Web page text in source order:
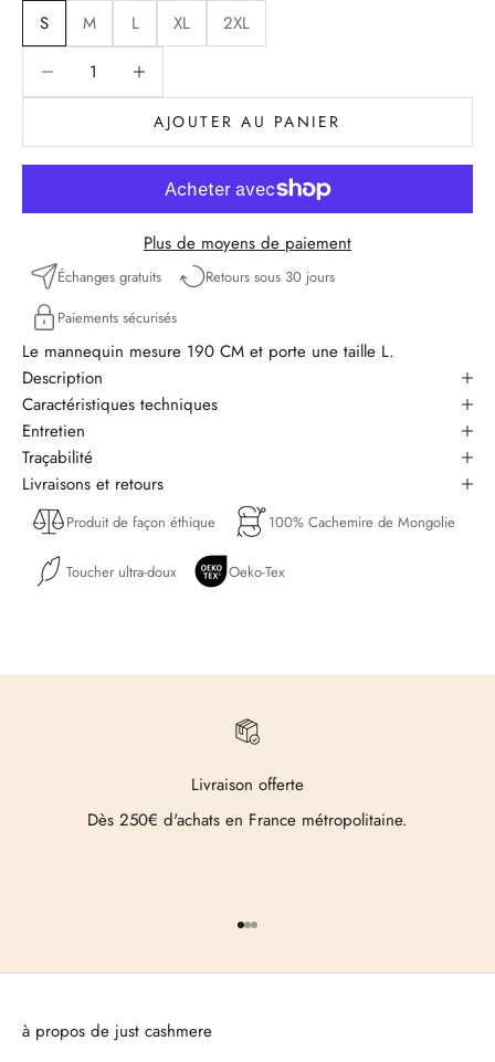
S
M L XL
2XL
Diminuer la quantitéDiminuer la quantité
AJOUTER AU PANIER
Plus de moyens de paiement
Échanges gratuits
Retours sous 30 jours
Paiements sécurisés
Le mannequin mesure 190 CM et porte une taille L.
Description
Caractéristiques techniques
Entretien
Traçabilité
Livraisons et retours
Produit de façon éthique 100% Cachemire de Mongolie
Toucher ultra-doux Oeko-Tex
Livraison offerte
Dès 250€ d'achats en France métropolitaine.
Aller à l'élément 1
Aller à l'élément 2
Aller à l'élément 3
à propos de just cashmere